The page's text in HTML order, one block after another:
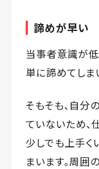
諦めが早い
当事者意識が低
単に諦めてしま
そもそも、自分
ていないため、
少しでも上手く
まいます。周囲